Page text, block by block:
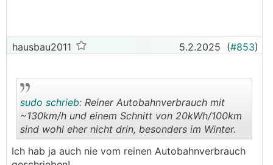
hausbau2011 5.2.2025 (#853)
.
sudo schrieb: Reiner Autobahnverbrauch mit
~130km/h und einem Schnitt von 20kWh/100km
sind wohl eher nicht drin, besonders im Winter.
Ich hab ja auch nie vom reinen Autobahnverbrauch